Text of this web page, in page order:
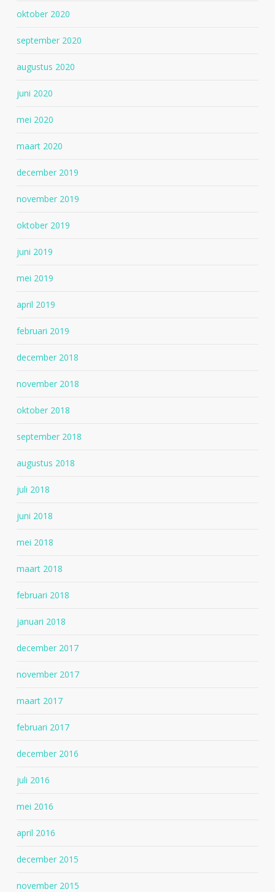
oktober 2020
september 2020
augustus 2020
juni 2020
mei 2020
maart 2020
december 2019
november 2019
oktober 2019
juni 2019
mei 2019
april 2019
februari 2019
december 2018
november 2018
oktober 2018
september 2018
augustus 2018
juli 2018
juni 2018
mei 2018
maart 2018
februari 2018
januari 2018
december 2017
november 2017
maart 2017
februari 2017
december 2016
juli 2016
mei 2016
april 2016
december 2015
november 2015